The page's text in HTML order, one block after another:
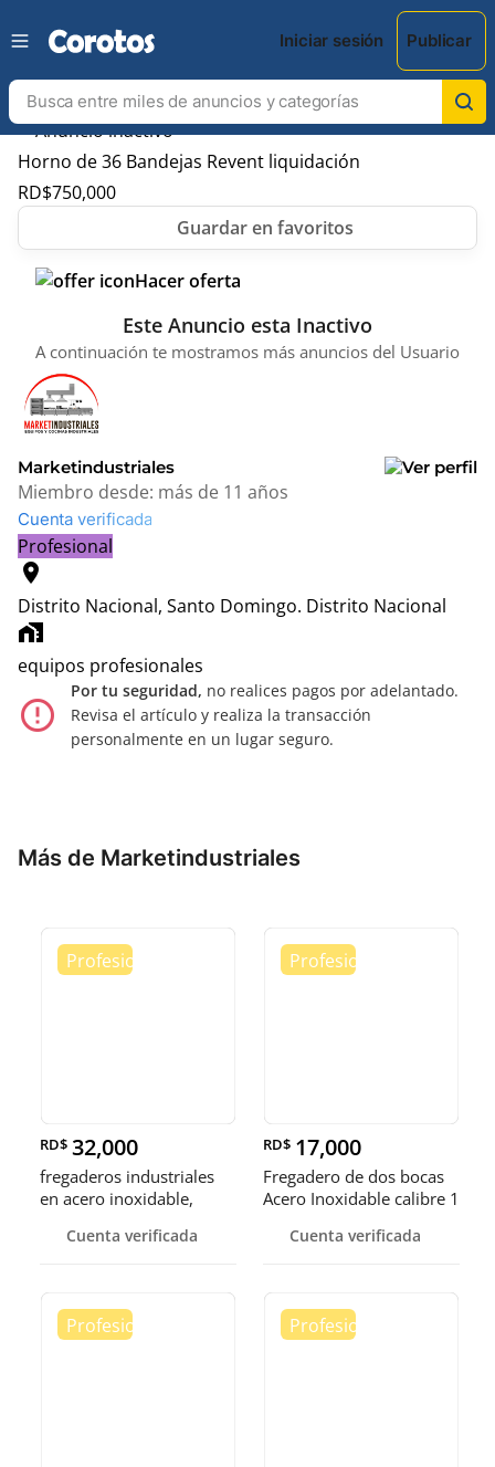
Iniciar sesión Publicar
Horno de 36 Bandejas Revent liquidación
RD$750,000
Hacer oferta
Este Anuncio esta Inactivo
A continuación te mostramos más anuncios del Usuario
Marketindustriales
Miembro desde: más de 11 años
Cuenta verificada
Profesional
location_on
Distrito Nacional, Santo Domingo. Distrito Nacional
home_work
equipos profesionales
error_outline
Por tu seguridad, no realices pagos por adelantado.
Revisa el artículo y realiza la transacción
personalmente en un lugar seguro.
Más de Marketindustriales
RD$ 32,000
fregaderos industriales
en acero inoxidable,
Cuenta verificada
RD$ 17,000
Fregadero de dos bocas
Acero Inoxidable calibre 1
Cuenta verificada